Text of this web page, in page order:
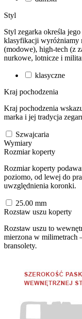
Styl
Styl zegarka określa
klasyfikacji wyróżniamy
(modowe), high-tech (z
nurkowe, lotnicze i
klasyczne
Kraj pochodzenia
Kraj pochodzenia
marka i jej tradycja
Szwajcaria
Wymiary
Rozmiar koperty
Rozmiar koperty
poziomo, od lewej do
uwzględnienia koronki.
25.00 mm
Rozstaw uszu koperty
Rozstaw uszu to
mierzona w milimetrach
bransolety.